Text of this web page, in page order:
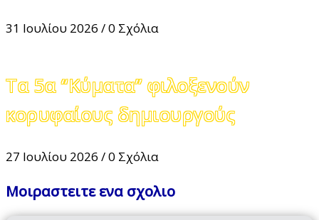
31 Ιουλίου 2026 /0 Σχόλια
Τα 5α “Κύματα” φιλοξενούν
κορυφαίους δημιουργούς
27 Ιουλίου 2026 /0 Σχόλια
Μοιραστειτε ενα σχολιο